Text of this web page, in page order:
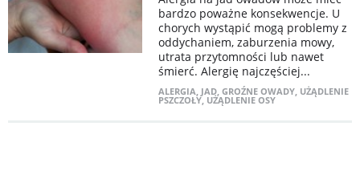
bardzo poważne konsekwencje. U
chorych wystąpić mogą problemy z
oddychaniem, zaburzenia mowy,
utrata przytomności lub nawet
śmierć. Alergię najczęściej...
ALERGIA, JAD, GROŹNE OWADY, UŻĄDLENIE
PSZCZOŁY, UŻĄDLENIE OSY